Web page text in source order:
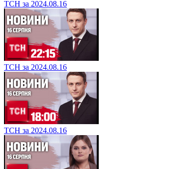
ТСН за 2024.08.16
ТСН за 2024.08.16
ТСН за 2024.08.16